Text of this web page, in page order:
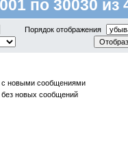
по 30030 из
Порядок отображения
с новыми сообщениями
новых сообщений